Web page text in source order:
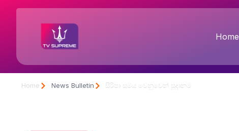
Home
Home News Bulletin සිරිපා සමය වෙනුවෙන් සූදානම